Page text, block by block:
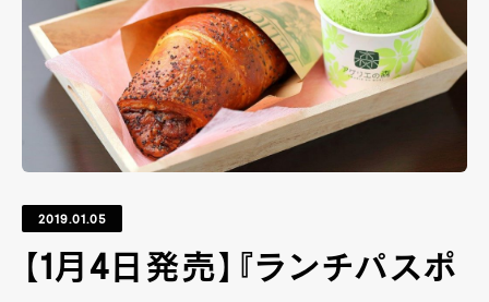
2019.01.05
【1月4日発売】『ランチパスポ